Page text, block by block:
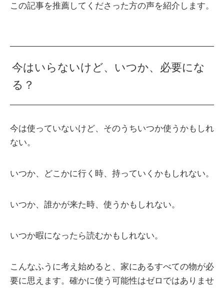
この記事を推薦してくださった方の声を紹介します。
今はいらないけど、いつか、必要にな
る？
今は使っていないけど、そのうちいつか使うかもしれ
ない。
いつか、どこかに行く時、持っていくかもしれない。
いつか、誰かが来た時、使うかもしれない。
いつか暇になったら読むかもしれない。
こんなふうに考え始めると、家にあるすべての物が必
要に思えます。確かに使う可能性はゼロではありませ